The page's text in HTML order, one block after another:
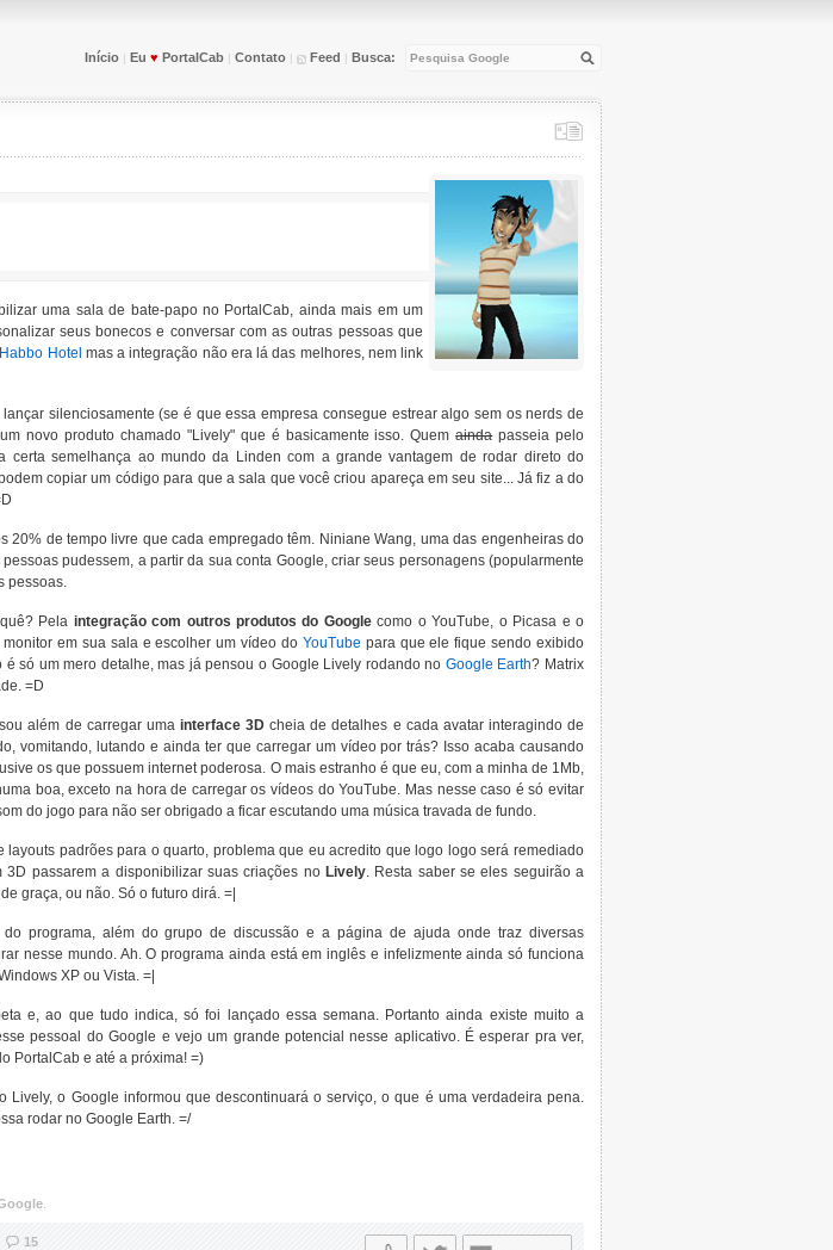
Início | Eu ♥ PortalCab | Contato | Feed | Busca:
uma sala de bate-papo no PortalCab, ainda mais em um
seus bonecos e conversar com as outras pessoas que
Habbo Hotel mas a integração não era lá das melhores, nem link
silenciosamente (se é que essa empresa consegue estrear algo sem os nerds de
novo produto chamado "Lively" que é basicamente isso. Quemaindapasseia pelo
certa semelhança ao mundo da Linden com a grande vantagem de rodar direto do
copiar um código para que a sala que você criou apareça em seu site... Já fiz a do
20% de tempo livre que cada empregado têm. Niniane Wang, uma das engenheiras do
pudessem, a partir da sua conta Google, criar seus personagens (popularmente
pessoas.
Pela integração com outros produtos do Googlecomo o YouTube, o Picasa e o
em sua sala e escolher um vídeo do YouTube para que ele fique sendo exibido
só um mero detalhe, mas já pensou o Google Lively rodando no Google Earth? Matrix
=D
além de carregar uma interface 3D cheia de detalhes e cada avatar interagindo de
vomitando, lutando e ainda ter que carregar um vídeo por trás? Isso acaba causando
os que possuem internet poderosa. O mais estranho é que eu, com a minha de 1Mb,
boa, exceto na hora de carregar os vídeos do YouTube. Mas nesse caso é só evitar
do jogo para não ser obrigado a ficar escutando uma música travada de fundo.
layouts padrões para o quarto, problema que eu acredito que logo logo será remediado
passarem a disponibilizar suas criações no Lively. Resta saber se eles seguirão a
graça, ou não. Só o futuro dirá. =|
programa, além do grupo de discussão e a página de ajuda onde traz diversas
nesse mundo. Ah. O programa ainda está em inglês e infelizmente ainda só funciona
XP ou Vista. =|
e, ao que tudo indica, só foi lançado essa semana. Portanto ainda existe muito a
pessoal do Google e vejo um grande potencial nesse aplicativo. É esperar pra ver,
PortalCab e até a próxima! =)
Lively, o Google informou que descontinuará o serviço, o que é uma verdadeira pena.
rodar no Google Earth. =/
15